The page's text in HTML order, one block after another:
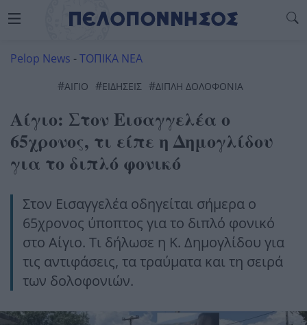
Pelop News -ΤΟΠΙΚΑ ΝΕΑ
#ΑΊΓΙΟ #ΕΙΔΗΣΕΙΣ #ΔΙΠΛΗ ΔΟΛΟΦΟΝΙΑ
Αίγιο: Στον Εισαγγελέα ο
65χρονος, τι είπε η Δημογλίδου
για το διπλό φονικό
Στον Εισαγγελέα οδηγείται σήμερα ο
65χρονος ύποπτος για το διπλό φονικό
στο Αίγιο. Τι δήλωσε η Κ. Δημογλίδου για
τις αντιφάσεις, τα τραύματα και τη σειρά
των δολοφονιών.